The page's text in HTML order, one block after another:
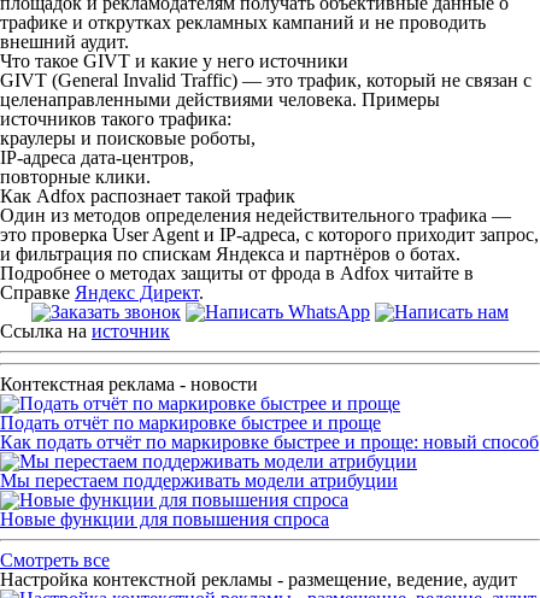
трафике и открутках рекламных кампаний и не проводить
внешний аудит.
Что такое GIVT и какие у него источники
GIVT (General Invalid Traffic) — это трафик, который не связан с
целенаправленными действиями человека. Примеры
источников такого трафика:
краулеры и поисковые роботы,
IP-адреса дата-центров,
повторные клики.
Как Adfox распознает такой трафик
Один из методов определения недействительного трафика —
это проверка User Agent и IP-адреса, с которого приходит запрос,
и фильтрация по спискам Яндекса и партнёров о ботах.
Подробнее о методах защиты от фрода в Adfox читайте в
Справке Яндекс Директ.
Ссылка на источник
Контекстная реклама - новости
Подать отчёт по маркировке быстрее и проще
Как подать отчёт по маркировке быстрее и проще: новый способ
Мы перестаем поддерживать модели атрибуции
Новые функции для повышения спроса
Смотреть все
Настройка контекстной рекламы - размещение, ведение, аудит